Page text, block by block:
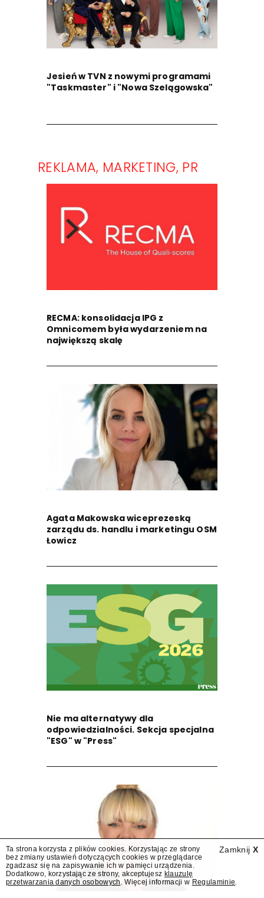
Jesień w TVN z nowymi programami
"Taskmaster" i "Nowa Szelągowska"
REKLAMA, MARKETING, PR
RECMA: konsolidacja IPG z
Omnicomem była wydarzeniem na
największą skalę
Agata Makowska wiceprezeską
zarządu ds. handlu i marketingu OSM
Łowicz
Nie ma alternatywy dla
odpowiedzialności. Sekcja specjalna
"ESG" w "Press"
Zamknij X
Ta strona korzysta z plików cookies. Korzystając ze strony
bez zmiany ustawień dotyczących cookies w przeglądarce
zgadzasz się na zapisywanie ich w pamięci urządzenia.
Dodatkowo, korzystając ze strony, akceptujesz klauzulę
przetwarzania danych osobowych . Więcej informacji w Regulaminie.